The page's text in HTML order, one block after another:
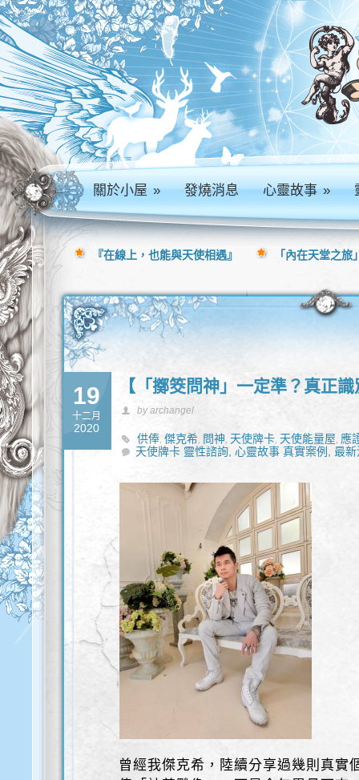
關於小屋» 發燒消息 心靈故事»
19
十二月
2020
【「擲筊問神」一定準？真正
by archangel
供俸,傑克希, 問神, 天使牌卡, 天使能量屋, 應
雕像,靈性處理,靈性諮詢
天使牌卡 靈性諮詢,心靈故事 真實案例,最
曾經我傑克希，陸續分享過幾則真實
『在線上，也能與天使相遇』 「內在天堂之